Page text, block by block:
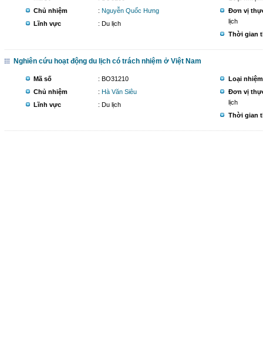
Chủ nhiệm
: Nguyễn Quốc Hưng
Lĩnh vực
: Du lịch
Đơn vị
lịch
Thời gian
Nghiên cứu hoạt động du lịch có trách nhiệm ở Việt Nam
Mã số
: BO31210
Chủ nhiệm
: Hà Văn Siêu
Lĩnh vực
: Du lịch
Loại
Đơn vị
lịch
Thời gian